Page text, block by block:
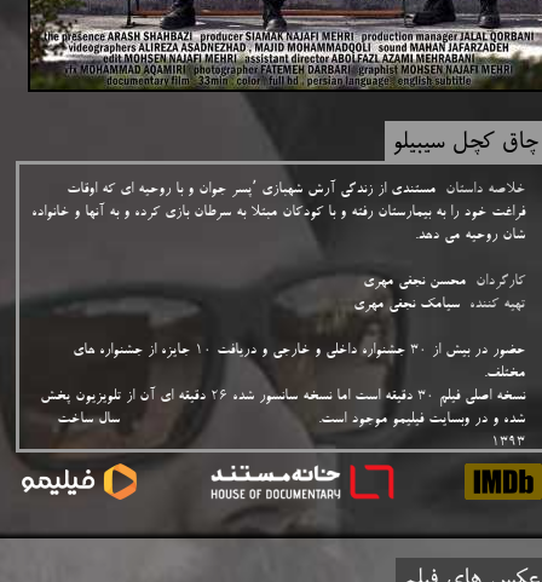
خلاصه داستان
مستندی از زندگی آرش شهبازی ٬‌پسر جوان و با روحیه ای که اوقات
فراغت خود را به بیمارستان رفته و با کودکان مبتلا به سرطان بازی کرده و به آنها و خانواده
شان روحیه می دهد.
کارگردان محسن نجفی مهری
تهیه کننده سیامک نجفی مهری
حضور در بیش از ۳۰ جشنواره داخلی و خارجی و دریافت ۱۰ جایزه از جشنواره های
مختلف.
نسخه اصلی فیلم ۳۰ دقیقه است اما نسخه سانسور شده ۲۶ دقیقه ای آن از تلویزیون پخش
شده و در وبسایت فیلیمو موجود است. سال ساخت
۱۳۹۳
کچل سیبیلو